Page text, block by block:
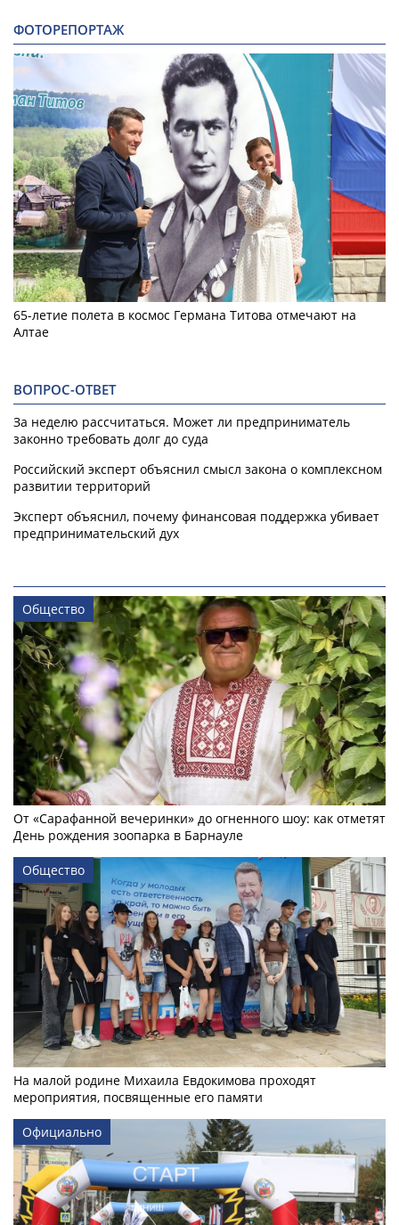
ФОТОРЕПОРТАЖ
65-летие полета в космос Германа Титова отмечают на
Алтае
ВОПРОС-ОТВЕТ
За неделю рассчитаться. Может ли предприниматель
законно требовать долг до суда
Российский эксперт объяснил смысл закона о комплексном
развитии территорий
Эксперт объяснил, почему финансовая поддержка убивает
предпринимательский дух
Общество
От «Сарафанной вечеринки» до огненного шоу: как отметят
День рождения зоопарка в Барнауле
Общество
На малой родине Михаила Евдокимова проходят
мероприятия, посвященные его памяти
Официально